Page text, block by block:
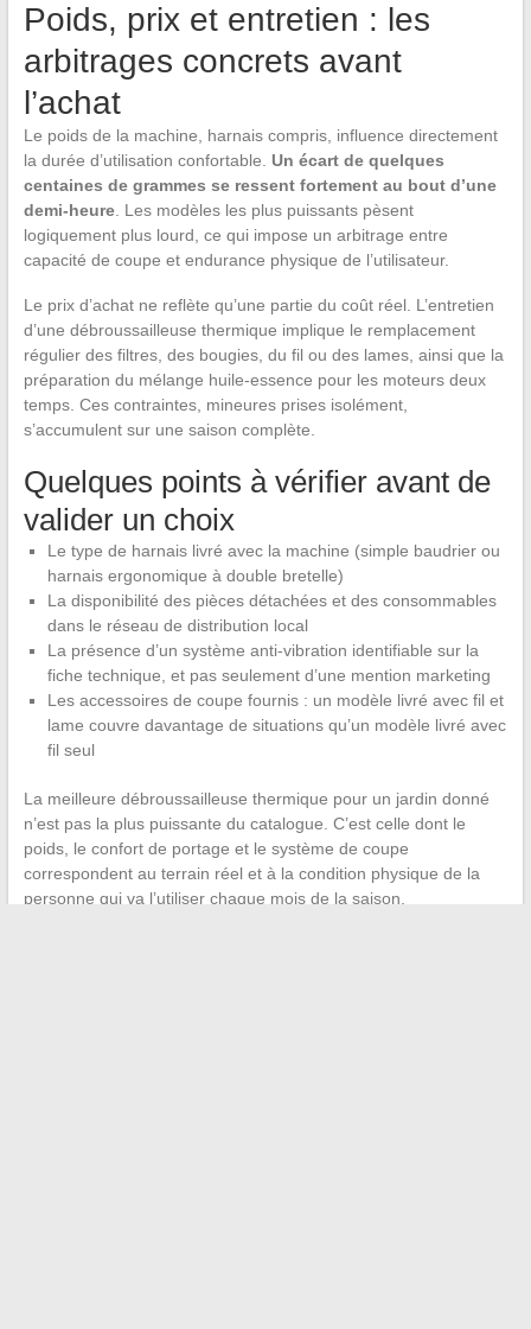
Poids, prix et entretien : les
arbitrages concrets avant
l’achat
Le poids de la machine, harnais compris, influence directement
la durée d’utilisation confortable. Un écart de quelques
centaines de grammes se ressent fortement au bout d’une
demi-heure. Les modèles les plus puissants pèsent
logiquement plus lourd, ce qui impose un arbitrage entre
capacité de coupe et endurance physique de l’utilisateur.
Le prix d’achat ne reflète qu’une partie du coût réel. L’entretien
d’une débroussailleuse thermique implique le remplacement
régulier des filtres, des bougies, du fil ou des lames, ainsi que la
préparation du mélange huile-essence pour les moteurs deux
temps. Ces contraintes, mineures prises isolément,
s’accumulent sur une saison complète.
Quelques points à vérifier avant de
valider un choix
Le type de harnais livré avec la machine (simple baudrier ou
harnais ergonomique à double bretelle)
La disponibilité des pièces détachées et des consommables
dans le réseau de distribution local
La présence d’un système anti-vibration identifiable sur la
fiche technique, et pas seulement d’une mention marketing
Les accessoires de coupe fournis : un modèle livré avec fil et
lame couvre davantage de situations qu’un modèle livré avec
fil seul
La meilleure débroussailleuse thermique pour un jardin donné
n’est pas la plus puissante du catalogue. C’est celle dont le
poids, le confort de portage et le système de coupe
correspondent au terrain réel et à la condition physique de la
personne qui va l’utiliser chaque mois de la saison.